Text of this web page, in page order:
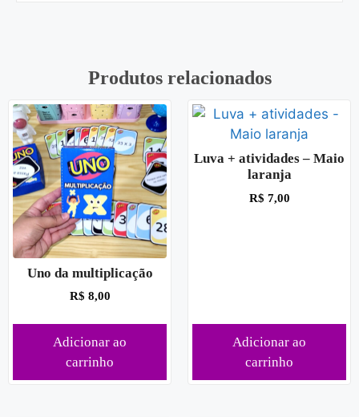
Produtos relacionados
Uno da multiplicação
R$ 8,00
Adicionar ao
carrinho
Luva + atividades – Maio
laranja
R$ 7,00
Adicionar ao
carrinho